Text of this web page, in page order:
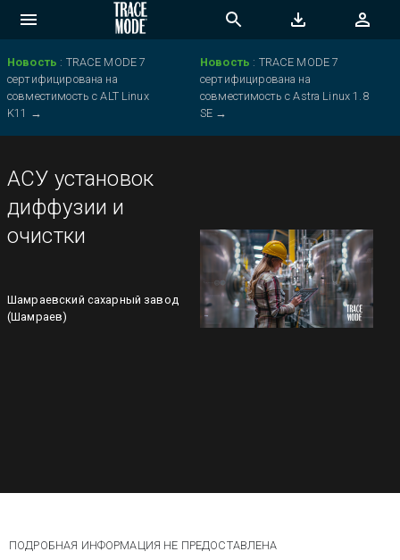
Новость : TRACE MODE 7
сертифицирована на
совместимость с ALT Linux
K11 →
Новость : TRACE MODE 7
сертифицирована на
совместимость с Astra Linux 1.8
SE →
АСУ установок
диффузии и
очистки
Шамраевский сахарный завод
(Шамраев)
ПОДРОБНАЯ ИНФОРМАЦИЯ НЕ ПРЕДОСТАВЛЕНА